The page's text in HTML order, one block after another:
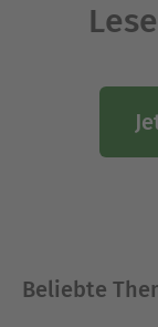
Beliebte